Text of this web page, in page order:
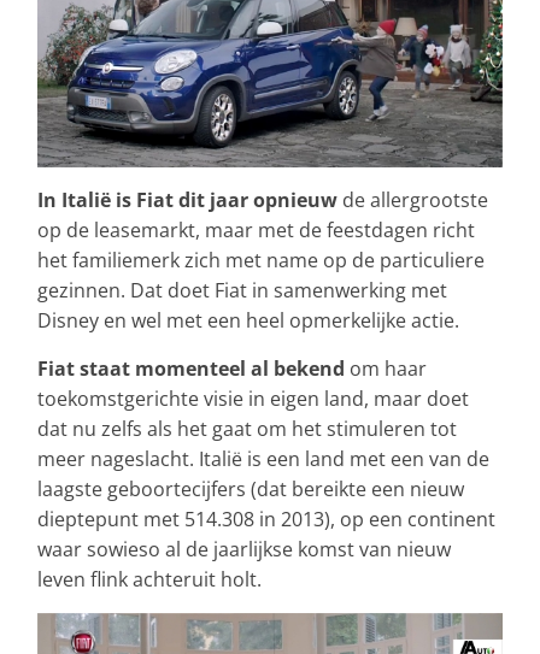
In Italië is Fiat dit jaar opnieuw de allergrootste
op de leasemarkt, maar met de feestdagen richt
het familiemerk zich met name op de particuliere
gezinnen. Dat doet Fiat in samenwerking met
Disney en wel met een heel opmerkelijke actie.
Fiat staat momenteel al bekend om haar
toekomstgerichte visie in eigen land, maar doet
dat nu zelfs als het gaat om het stimuleren tot
meer nageslacht. Italië is een land met een van de
laagste geboortecijfers (dat bereikte een nieuw
dieptepunt met 514.308 in 2013), op een continent
waar sowieso al de jaarlijkse komst van nieuw
leven flink achteruit holt.